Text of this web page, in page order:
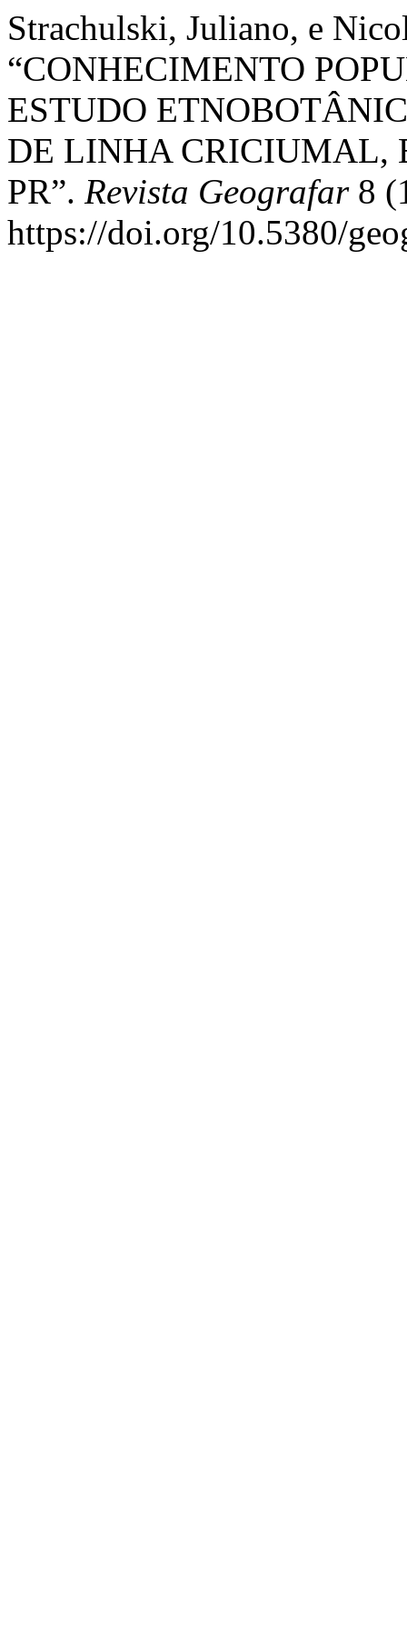
Strachulski, Juliano, e
“CONHECIMENTO
ESTUDO
DE LINHA CRICIUMAL,
PR”. Revista Geografar8
https://doi.org/10.5380/